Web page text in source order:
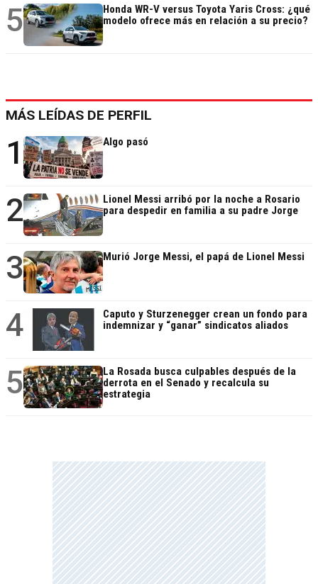
5
Honda WR-V versus Toyota Yaris Cross: ¿qué
modelo ofrece más en relación a su precio?
MÁS LEÍDAS DE PERFIL
1 Algo pasó
2
Lionel Messi arribó por la noche a Rosario
para despedir en familia a su padre Jorge
3 Murió Jorge Messi, el papá de Lionel Messi
4
Caputo y Sturzenegger crean un fondo para
indemnizar y “ganar” sindicatos aliados
5
La Rosada busca culpables después de la
derrota en el Senado y recalcula su
estrategia